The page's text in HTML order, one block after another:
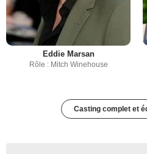
Eddie Marsan
Rôle : Mitch Winehouse
Casting complet et